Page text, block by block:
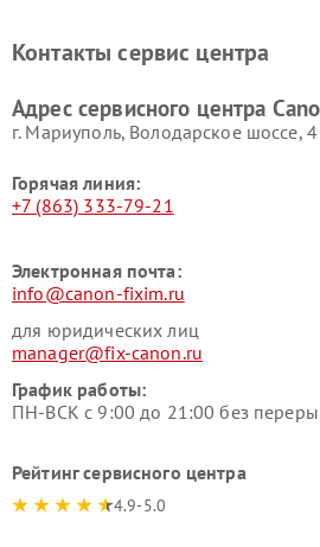
Контакты сервис центра
Адрес сервисного центра
г. Мариуполь, Володарское шоссе, 4
Горячая линия:
+7 (863) 333-79-21
Электронная почта:
info@canon-fixim.ru
для юридических лиц
manager@fix-canon.ru
График работы:
ПН-ВСК с 9:00 до 21:00 без
Рейтинг сервисного центра
4.9-5.0